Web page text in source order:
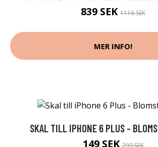
839 SEK 1116 SEK
MER INFO!
SKAL TILL IPHONE 6 PLUS -
149 SEK299 SEK